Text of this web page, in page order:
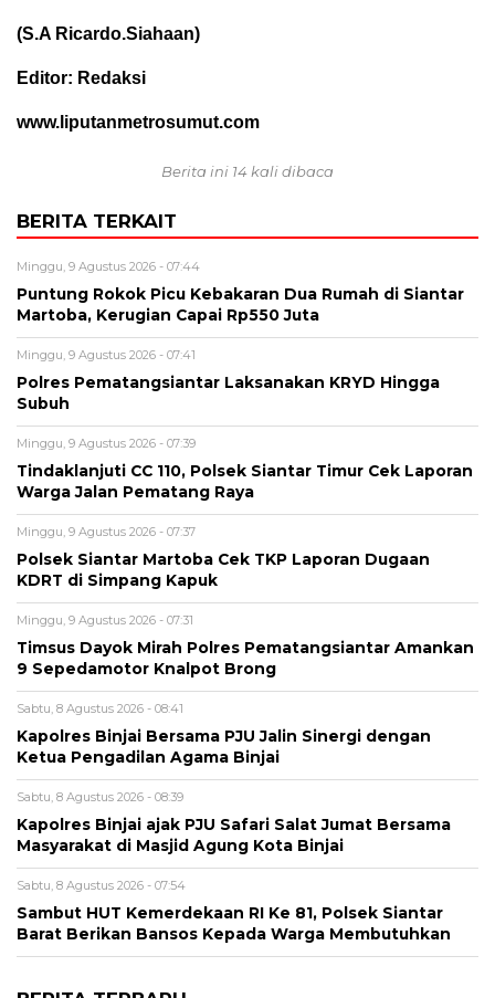
(S.A Ricardo.Siahaan)
Editor: Redaksi
www.liputanmetrosumut.com
Berita ini 14 kali dibaca
BERITA TERKAIT
Minggu, 9 Agustus 2026 - 07:44
Puntung Rokok Picu Kebakaran Dua Rumah di Siantar
Martoba, Kerugian Capai Rp550 Juta
Minggu, 9 Agustus 2026 - 07:41
Polres Pematangsiantar Laksanakan KRYD Hingga
Subuh
Minggu, 9 Agustus 2026 - 07:39
Tindaklanjuti CC 110, Polsek Siantar Timur Cek Laporan
Warga Jalan Pematang Raya
Minggu, 9 Agustus 2026 - 07:37
Polsek Siantar Martoba Cek TKP Laporan Dugaan
KDRT di Simpang Kapuk
Minggu, 9 Agustus 2026 - 07:31
Timsus Dayok Mirah Polres Pematangsiantar Amankan
9 Sepedamotor Knalpot Brong
Sabtu, 8 Agustus 2026 - 08:41
Kapolres Binjai Bersama PJU Jalin Sinergi dengan
Ketua Pengadilan Agama Binjai
Sabtu, 8 Agustus 2026 - 08:39
Kapolres Binjai ajak PJU Safari Salat Jumat Bersama
Masyarakat di Masjid Agung Kota Binjai
Sabtu, 8 Agustus 2026 - 07:54
Sambut HUT Kemerdekaan RI Ke 81, Polsek Siantar
Barat Berikan Bansos Kepada Warga Membutuhkan